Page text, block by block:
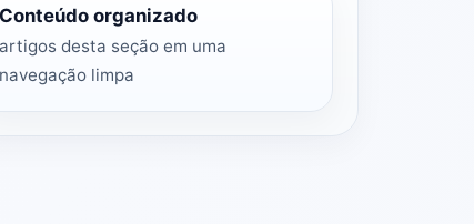
Conteúdo organizado
artigos desta seção em uma
navegação limpa